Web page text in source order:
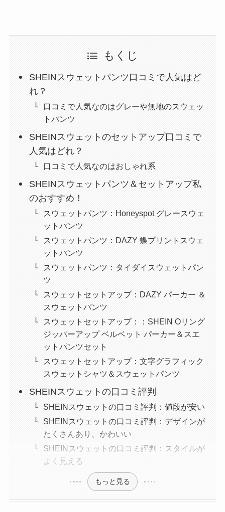
もくじ
SHEINスウェットパンツ口コミで人気はど
れ？
口コミで人気なのはグレーや無地のスウェッ
トパンツ
SHEINスウェットのセットアップ口コミで
人気はどれ？
口コミで人気なのはおしゃれ系
SHEINスウェットパンツ＆セットアップ私
のおすすめ！
スウェットパンツ：Honeyspot グレースウェ
ットパンツ
スウェットパンツ：DAZY 蝶プリントスウェ
ットパンツ
スウェットパンツ：タイダイスウェットパン
ツ
スウェットセットアップ：DAZY パーカー ＆
スウェットパンツ
スウェットセットアップ：：SHEIN Oリング
ジッパーアップ ベルベット パーカー＆スエ
ットパンツセット
スウェットセットアップ：文字グラフィック
スウェットシャツ＆スウェットパンツ
SHEINスウェットの口コミ評判
SHEINスウェットの口コミ評判：値段が安い
SHEINスウェットの口コミ評判：デザインが
たくさんあり、かわいい
SHEINスウェットの口コミ評判：スタイルが
よく見える
もっと見る